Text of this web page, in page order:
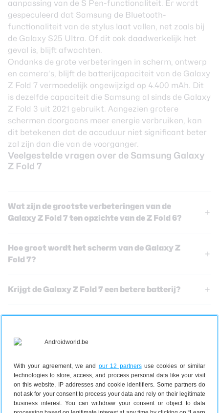
With your agreement, we and our 12 partnersuse cookies or similar
technologies to store, access, and process personal data like your visit
on this website, IP addresses and cookie identifiers. Some partners do
not ask for your consent to process your data and rely on their legitimate
business interest. You can withdraw your consent or object to data
aanpassing van de S Pen-functionaliteit. Er wordt
gespeculeerd dat Samsung de Bluetooth-
functionaliteit van de stylus laat vallen, net zoals bij
de Galaxy S25 Ultra. Of dit ook daadwerkelijk het
geval is, blijft afwachten.
Ondanks de grote verbeteringen in scherm, ontwerp
en camera’s, blijft de batterijcapaciteit van de Galaxy
Z Fold 7 vermoedelijk ongewijzigd op 4.400 mAh. Dit
is dezelfde capaciteit die Samsung al sinds de Galaxy
Z Fold 3 uit 2021 gebruikt. Aangezien grotere
schermen doorgaans meer energie verbruiken, kan
dit betekenen dat de accuduur niet significant beter
zal zijn dan die van de voorganger.
Veelgestelde vragen over de Samsung Galaxy
Z Fold 7
Wat zijn de grootste verbeteringen van de
Galaxy Z Fold 7 ten opzichte van de Z Fold 6?
Hoe groot wordt het scherm van de Galaxy Z
Fold 7?
Krijgt de Galaxy Z Fold 7 een betere batterij?
Samsung Galaxy Z Fold 7 deals
Samsung Galaxy Z Fold
7
256 GB
5G
€ 1.308,00